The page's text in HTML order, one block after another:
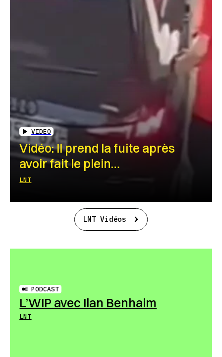
VIDEO
Vidéo: Il prend la fuite après
avoir fait le plein…
LNT
LNT Vidéos
PODCAST
L’WIP avec Ilan Benhaim
LNT